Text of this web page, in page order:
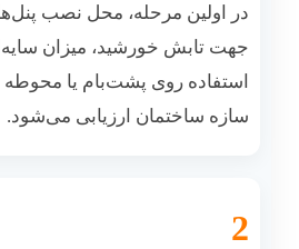
در اولین مرحله، محل نصب
جهت تابش خورشید، میزان
استفاده روی پشت‌بام یا
سازه ساختمان ارزیابی می‌شود.
2